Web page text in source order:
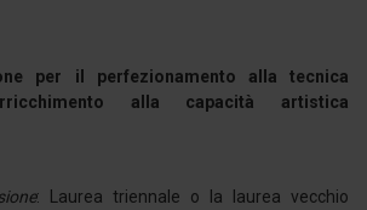
per il perfezionamento alla tecnica
alla capacità artistica
: Laurea triennale o la laurea vecchio